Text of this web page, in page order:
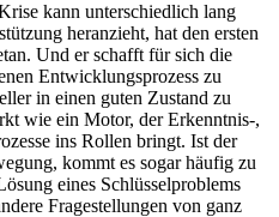
kann unterschiedlich lang
heranzieht, hat den ersten
Und er schafft für sich die
Entwicklungsprozess zu
in einen guten Zustand zu
wie ein Motor, der Erkenntnis-,
ins Rollen bringt. Ist der
kommt es sogar häufig zu
eines Schlüsselproblems
Fragestellungen von ganz